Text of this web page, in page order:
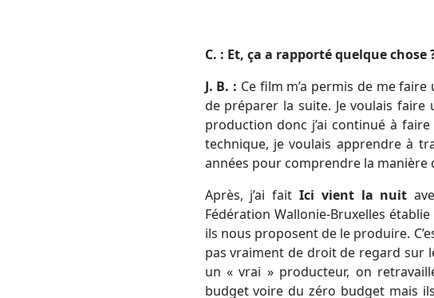
C. : Et, ça a rapporté quelque chose
J. B. : Ce film m’a permis de me
de préparer la suite. Je voulais
production donc j’ai continué à
technique, je voulais apprendre à
années pour comprendre la manière
Après, j’ai fait Ici vient la nuit
Fédération Wallonie-Bruxelles
ils nous proposent de le produire.
pas vraiment de droit de regard sur
un « vrai » producteur, on
budget voire du zéro budget mais